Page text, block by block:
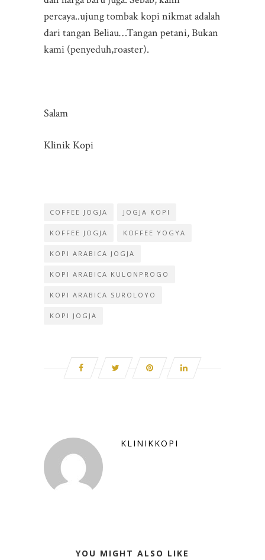
percaya..ujung tombak kopi nikmat adalah
dari tangan Beliau…Tangan petani, Bukan
kami (penyeduh,roaster).
Salam
Klinik Kopi
COFFEE JOGJA JOGJA KOPI
KOFFEE JOGJA KOFFEE YOGYA
KOPI ARABICA JOGJA
KOPI ARABICA KULONPROGO
KOPI ARABICA SUROLOYO
KOPI JOGJA
KLINIKKOPI
YOU MIGHT ALSO LIKE